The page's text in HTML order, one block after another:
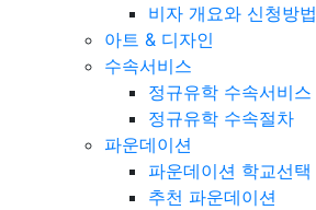
비자 개요와 신청방법
아트 & 디자인
수속서비스
정규유학 수속서비스
정규유학 수속절차
파운데이션
파운데이션 학교선택
추천 파운데이션